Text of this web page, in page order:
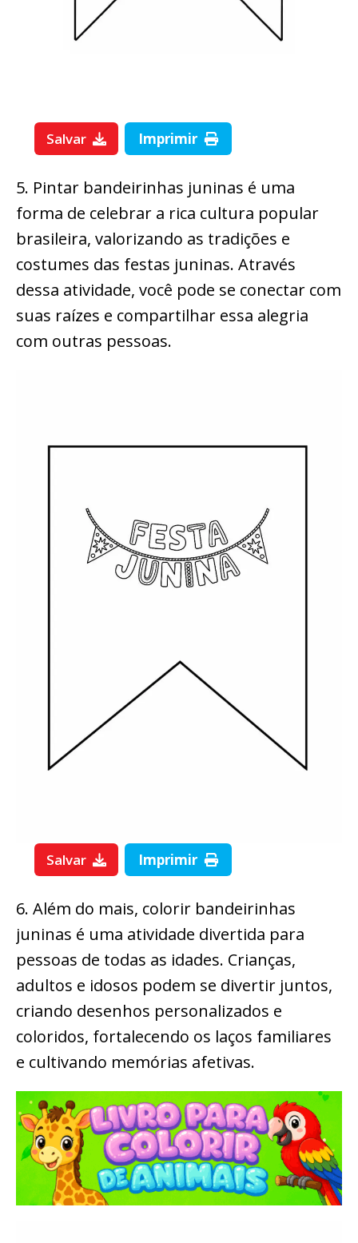
Salvar Imprimir
5. Pintar bandeirinhas juninas é uma
forma de celebrar a rica cultura popular
brasileira, valorizando as tradições e
costumes das festas juninas. Através
dessa atividade, você pode se conectar com
suas raízes e compartilhar essa alegria
com outras pessoas.
Salvar Imprimir
6. Além do mais, colorir bandeirinhas
juninas é uma atividade divertida para
pessoas de todas as idades. Crianças,
adultos e idosos podem se divertir juntos,
criando desenhos personalizados e
coloridos, fortalecendo os laços familiares
e cultivando memórias afetivas.